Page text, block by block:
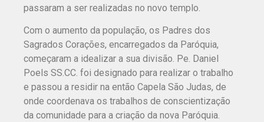
passaram a ser realizadas no novo templo.
Com o aumento da população, os Padres dos
Sagrados Corações, encarregados da Paróquia,
começaram a idealizar a sua divisão. Pe. Daniel
Poels SS.CC. foi designado para realizar o trabalho
e passou a residir na então Capela São Judas, de
onde coordenava os trabalhos de conscientização
da comunidade para a criação da nova Paróquia.